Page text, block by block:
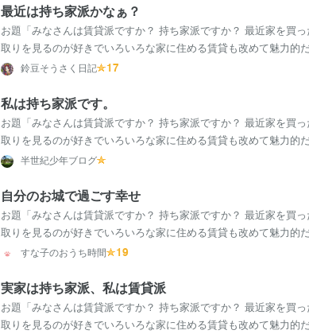
最近は持ち家派かなぁ？
お題「みなさんは賃貸派ですか？ 持ち家派ですか？ 最近家を買
取りを見るのが好きでいろいろな家に住める賃貸も改めて魅力的
さんはどちらですか？」 こんにちは、鈴豆です…
鈴豆そうさく日記
私は持ち家派です。
お題「みなさんは賃貸派ですか？ 持ち家派ですか？ 最近家を買
取りを見るのが好きでいろいろな家に住める賃貸も改めて魅力的
さんはどちらですか？」 私は持ち家、かつ注文…
半世紀少年ブログ
自分のお城で過ごす幸せ
お題「みなさんは賃貸派ですか？ 持ち家派ですか？ 最近家を買
取りを見るのが好きでいろいろな家に住める賃貸も改めて魅力的
さんはどちらですか？」 お家の間取り見るの、…
すな子のおうち時間
実家は持ち家派、私は賃貸派
お題「みなさんは賃貸派ですか？ 持ち家派ですか？ 最近家を買
取りを見るのが好きでいろいろな家に住める賃貸も改めて魅力的